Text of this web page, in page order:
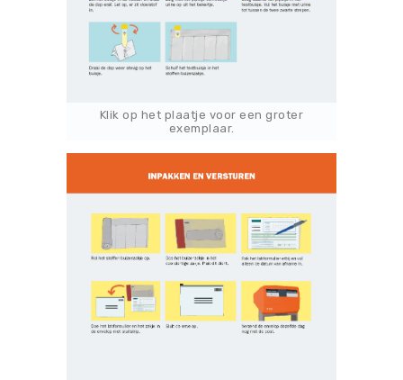
Klik op het plaatje voor een groter
exemplaar.